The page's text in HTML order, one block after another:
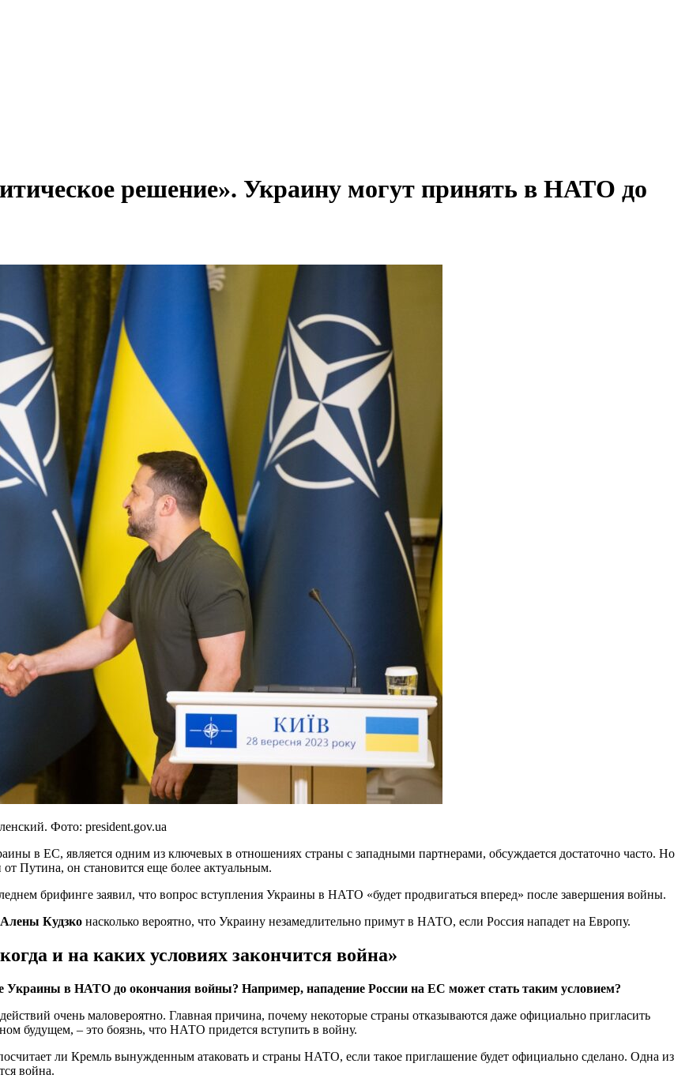
решение». Украину могут принять в НАТО до
Фото: president.gov.ua
в ЕС, является одним из ключевых в отношениях страны с западными партнерами, обсуждается достаточно часто. Но
Путина, он становится еще более актуальным.
брифинге заявил, что вопрос вступления Украины в НАТО «будет продвигаться вперед» после завершения войны.
Алены Кудзко насколько вероятно, что Украину незамедлительно примут в НАТО, если Россия нападет на Европу.
и на каких условиях закончится война»
Украины в НАТО до окончания войны? Например, нападение России на ЕС может стать таким условием?
очень маловероятно. Главная причина, почему некоторые страны отказываются даже официально пригласить
будущем, – это боязнь, что НАТО придется вступить в войну.
ли Кремль вынужденным атаковать и страны НАТО, если такое приглашение будет официально сделано. Одна из
война.